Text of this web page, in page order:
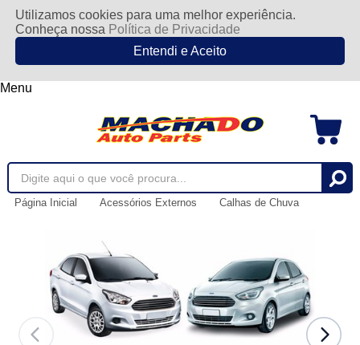
Utilizamos cookies para uma melhor experiência.
Conheça nossa Política de Privacidade
Entendi e Aceito
Menu
Página Inicial Acessórios Externos Calhas de Chuva